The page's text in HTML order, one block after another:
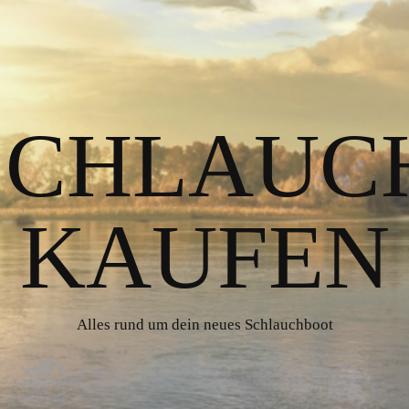
KAUFEN
Alles rund um dein neues Schlauchboot